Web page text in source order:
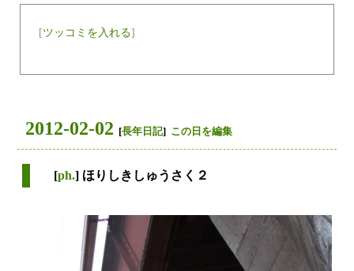
[ツッコミを入れる]
2012-02-02 [長年日記] この日を編集
[ph.] ほりしきしゅうさく２